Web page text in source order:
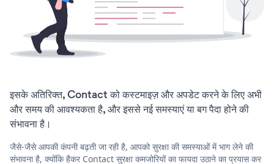
इसके अतिरिक्त, Contact को कस्टमाइज़ और अपडेट करने के लिए अभी
और समय की आवश्यकता है, और इससे नई समस्याएं या बग पैदा होने की
संभावना है।
जैसे-जैसे आपकी कंपनी बढ़ती जा रही है, आपको सुरक्षा की समस्याओं में भाग लेने की
संभावना है, क्योंकि हैकर Contact सुरक्षा कमजोरियों का फायदा उठाने का प्रयास कर